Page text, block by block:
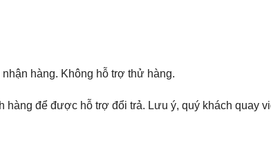
hàng. Không hỗ trợ thử hàng.
để được hỗ trợ đổi trả. Lưu ý, quý khách quay